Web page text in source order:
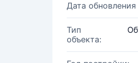
Дата
Тип
объекта: